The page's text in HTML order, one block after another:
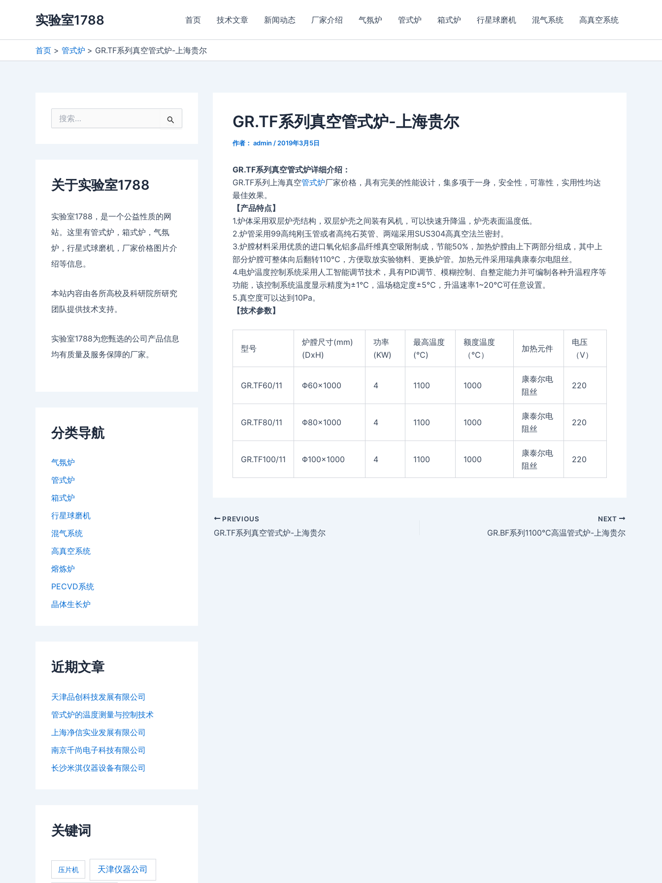
实验室1788 首页 技术文章 新闻动态 厂家介绍 气氛炉 管式炉 箱式炉 行星球磨机 混气系统 高真空系统
首页 管式炉 GR.TF系列真空管式炉-上海贵尔
关于实验室1788
实验室1788，是一个公益性质的网
站。这里有管式炉，箱式炉，气氛
炉，行星式球磨机，厂家价格图片介
绍等信息。
本站内容由各所高校及科研院所研究
团队提供技术支持。
实验室1788为您甄选的公司产品信息
均有质量及服务保障的厂家。
分类导航
气氛炉
管式炉
箱式炉
行星球磨机
混气系统
高真空系统
熔炼炉
PECVD系统
晶体生长炉
近期文章
天津品创科技发展有限公司
管式炉的温度测量与控制技术
上海净信实业发展有限公司
南京千尚电子科技有限公司
长沙米淇仪器设备有限公司
关键词
压片机 天津仪器公司
GR.TF系列真空管式炉-上海贵尔
作者： admin / 2019年3月5日
GR.TF系列真空管式炉详细介绍：
GR.TF系列上海真空管式炉厂家价格，具有完美的性能设计，集多项于一身，安全性，可靠性，实用性均达
最佳效果。
【产品特点】
1.炉体采用双层炉壳结构，双层炉壳之间装有风机，可以快速升降温，炉壳表面温度低。
2.炉管采用99高纯刚玉管或者高纯石英管、两端采用SUS304高真空法兰密封。
3.炉膛材料采用优质的进口氧化铝多晶纤维真空吸附制成，节能50%，加热炉膛由上下两部分组成，其中上
部分炉膛可整体向后翻转110℃，方便取放实验物料、更换炉管。加热元件采用瑞典康泰尔电阻丝。
4.电炉温度控制系统采用人工智能调节技术，具有PID调节、模糊控制、自整定能力并可编制各种升温程序等
功能，该控制系统温度显示精度为±1℃，温场稳定度±5℃，升温速率1~20℃可任意设置。
5.真空度可以达到10Pa。
【技术参数】
型号
炉膛尺寸(mm)
(DxH)
功率
(KW)
最高温度
(℃)
额度温度
（℃）
加热元件
电压
（V）
GR.TF60/11 Φ60×1000 4 1100 1000
康泰尔电
阻丝
220
GR.TF80/11 Φ80×1000 4 1100 1000
康泰尔电
阻丝
220
GR.TF100/11 Φ100×1000 4 1100 1000
康泰尔电
阻丝
220
PREVIOUS
GR.TF系列真空管式炉-上海贵尔
NEXT
GR.BF系列1100℃高温管式炉-上海贵尔